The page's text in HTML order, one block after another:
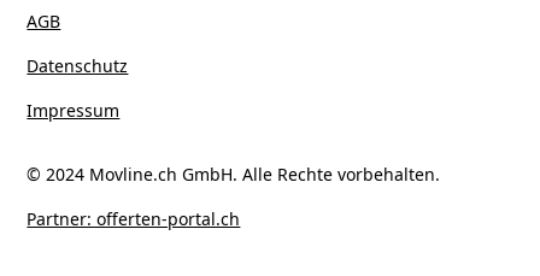
© 2024 Movline.ch GmbH. Alle Rechte vorbehalten.
AGB
Datenschutz
Impressum
Partner: offerten-portal.ch